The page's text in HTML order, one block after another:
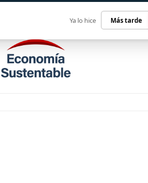
CONTACTO
Ya lo hice Más tarde